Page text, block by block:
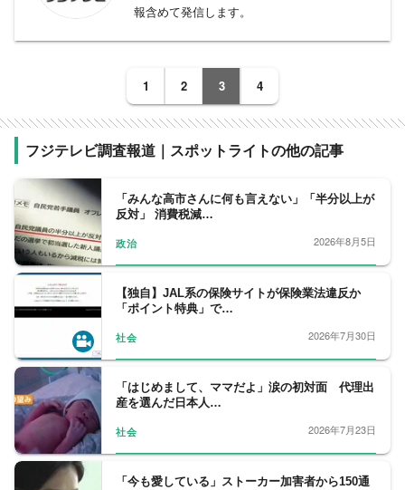
報含めて発信します。
1 2 3 4
フジテレビ調査報道｜スポットライトの他の記事
「みんな高市さんに何も言えない」「半分以上が
反対」 消費税減…
政治 2026年8月5日
【独自】JAL系の保険サイトが保険業法違反か
「ポイント特典」で…
社会 2026年7月30日
「はじめまして、ママだよ」涙の初対面 代理出
産を選んだ日本人…
社会 2026年7月23日
「今も愛している」ストーカー加害者から150通